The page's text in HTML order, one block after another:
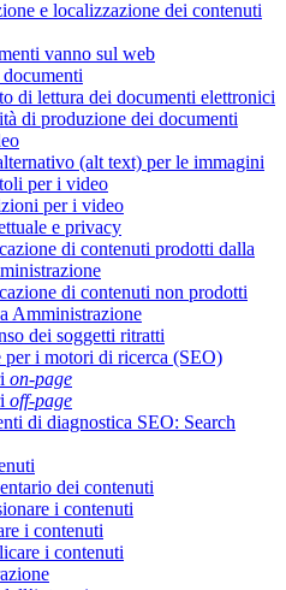
e localizzazione dei contenuti
vanno sul web
di lettura dei documenti elettronici
di produzione dei documenti
(alt text) per le immagini
per i video
per i video
e privacy
di contenuti prodotti dalla
di contenuti non prodotti
Amministrazione
dei soggetti ritratti
i motori di ricerca (SEO)
on-page
off-page
di diagnostica SEO: Search
dei contenuti
i contenuti
i contenuti
i contenuti